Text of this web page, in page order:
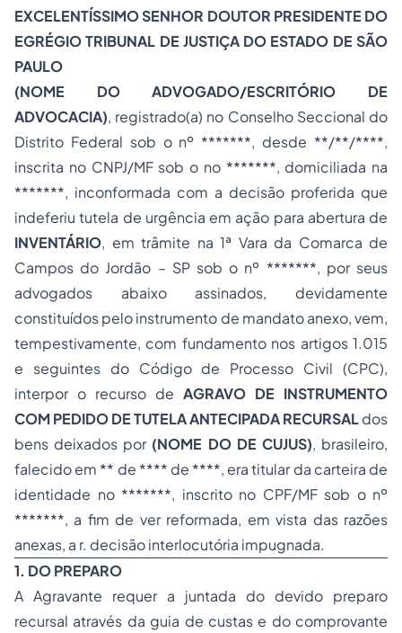
EXCELENTÍSSIMO SENHOR DOUTOR PRESIDENTE DO
EGRÉGIO TRIBUNAL DE JUSTIÇA DO ESTADO DE SÃO
PAULO
(NOME DO ADVOGADO/ESCRITÓRIO DE
ADVOCACIA), registrado(a) no Conselho Seccional do
Distrito Federal sob o nº *******, desde **/**/****,
inscrita no CNPJ/MF sob o no *******, domiciliada na
*******, inconformada com a decisão proferida que
indeferiu tutela de urgência em ação para abertura de
INVENTÁRIO, em trâmite na 1ª Vara da Comarca de
Campos do Jordão – SP sob o nº *******, por seus
advogados abaixo assinados, devidamente
constituídos pelo instrumento de mandato anexo, vem,
tempestivamente, com fundamento nos artigos 1.015
e seguintes do Código de Processo Civil (CPC),
interpor o recurso de AGRAVO DE INSTRUMENTO
COM PEDIDO DE TUTELA ANTECIPADA RECURSALdos
bens deixados por (NOME DO DE CUJUS), brasileiro,
falecido em ** de **** de ****, era titular da carteira de
identidade no *******, inscrito no CPF/MF sob o nº
*******, a fim de ver reformada, em vista das razões
anexas, a r. decisão interlocutória impugnada.
1. DO PREPARO
A Agravante requer a juntada do devido preparo
recursal através da guia de custas e do comprovante